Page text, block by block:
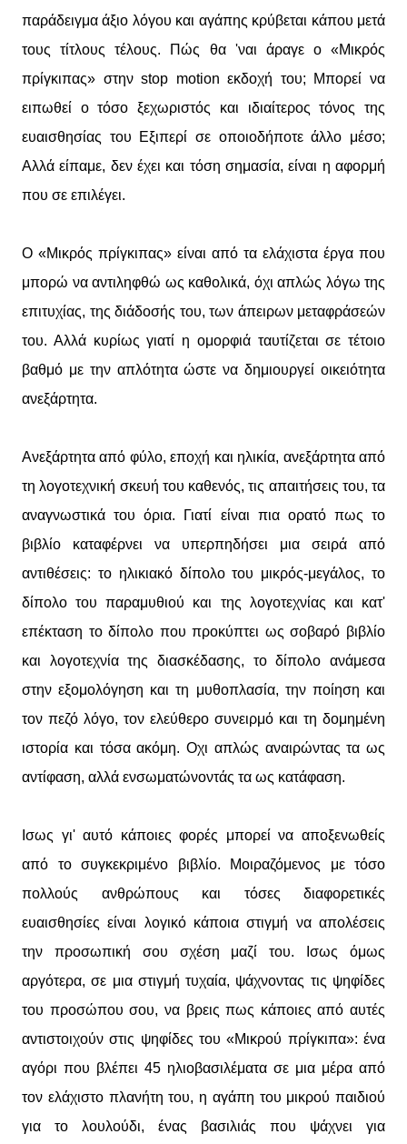
παράδειγμα άξιο λόγου και αγάπης κρύβεται κάπου μετά
τους τίτλους τέλους. Πώς θα 'ναι άραγε ο «Μικρός
πρίγκιπας» στην stop motion εκδοχή του; Μπορεί να
ειπωθεί ο τόσο ξεχωριστός και ιδιαίτερος τόνος της
ευαισθησίας του Εξιπερί σε οποιοδήποτε άλλο μέσο;
Αλλά είπαμε, δεν έχει και τόση σημασία, είναι η αφορμή
που σε επιλέγει.
Ο «Μικρός πρίγκιπας» είναι από τα ελάχιστα έργα που
μπορώ να αντιληφθώ ως καθολικά, όχι απλώς λόγω της
επιτυχίας, της διάδοσής του, των άπειρων μεταφράσεών
του. Αλλά κυρίως γιατί η ομορφιά ταυτίζεται σε τέτοιο
βαθμό με την απλότητα ώστε να δημιουργεί οικειότητα
ανεξάρτητα.
Ανεξάρτητα από φύλο, εποχή και ηλικία, ανεξάρτητα από
τη λογοτεχνική σκευή του καθενός, τις απαιτήσεις του, τα
αναγνωστικά του όρια. Γιατί είναι πια ορατό πως το
βιβλίο καταφέρνει να υπερπηδήσει μια σειρά από
αντιθέσεις: το ηλικιακό δίπολο του μικρός-μεγάλος, το
δίπολο του παραμυθιού και της λογοτεχνίας και κατ'
επέκταση το δίπολο που προκύπτει ως σοβαρό βιβλίο
και λογοτεχνία της διασκέδασης, το δίπολο ανάμεσα
στην εξομολόγηση και τη μυθοπλασία, την ποίηση και
τον πεζό λόγο, τον ελεύθερο συνειρμό και τη δομημένη
ιστορία και τόσα ακόμη. Οχι απλώς αναιρώντας τα ως
αντίφαση, αλλά ενσωματώνοντάς τα ως κατάφαση.
Ισως γι' αυτό κάποιες φορές μπορεί να αποξενωθείς
από το συγκεκριμένο βιβλίο. Μοιραζόμενος με τόσο
πολλούς ανθρώπους και τόσες διαφορετικές
ευαισθησίες είναι λογικό κάποια στιγμή να απολέσεις
την προσωπική σου σχέση μαζί του. Ισως όμως
αργότερα, σε μια στιγμή τυχαία, ψάχνοντας τις ψηφίδες
του προσώπου σου, να βρεις πως κάποιες από αυτές
αντιστοιχούν στις ψηφίδες του «Μικρού πρίγκιπα»: ένα
αγόρι που βλέπει 45 ηλιοβασιλέματα σε μια μέρα από
τον ελάχιστο πλανήτη του, η αγάπη του μικρού παιδιού
για το λουλούδι, ένας βασιλιάς που ψάχνει για